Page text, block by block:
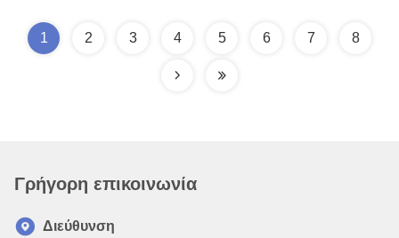
1 2 3 4 5 6 7 8
Γρήγορη επικοινωνία
Διεύθυνση